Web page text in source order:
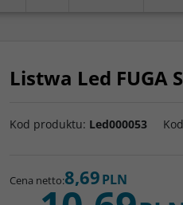
Listwa Led FUGA
Kod produktu: Led000053
Cena netto:8,69PLN